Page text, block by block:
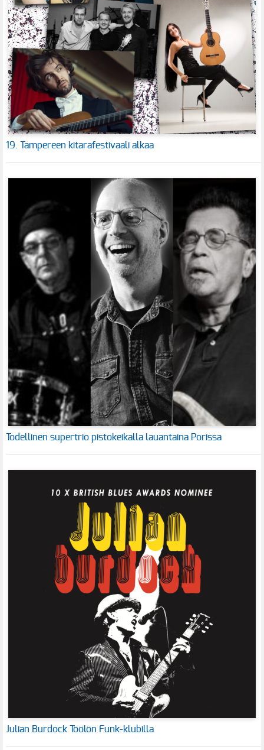
19. Tampereen kitarafestivaali alkaa
Todellinen supertrio pistokeikalla lauantaina Porissa
Julian Burdock Töölön Funk-klubilla